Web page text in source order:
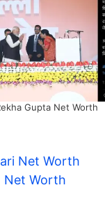
Gupta Net Worth
Net Worth
Net Worth